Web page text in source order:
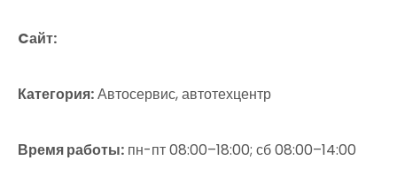
Cайт:
Категория:Автосервис, автотехцентр
Время работы: пн-пт 08:00–18:00; сб 08:00–14:00